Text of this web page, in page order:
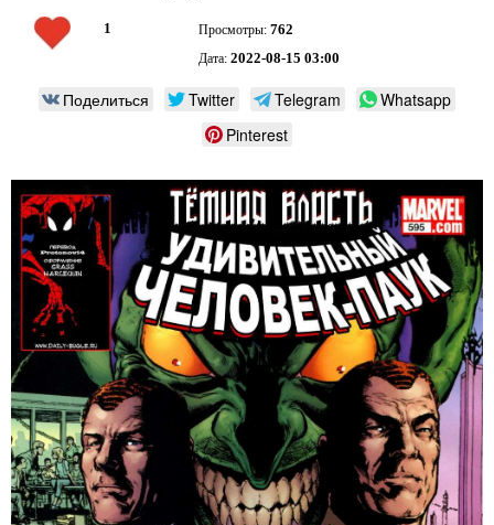
1 Просмотры: 762
Дата: 2022-08-15 03:00
Поделиться Twitter Telegram
Whatsapp
Pinterest